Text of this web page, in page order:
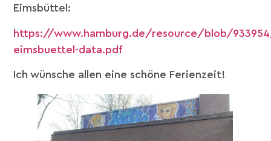
Eimsbüttel:
https://www.hamburg.de/resource/blob/
eimsbuettel-data.pdf
Ich wünsche allen eine schöne Ferienzeit!